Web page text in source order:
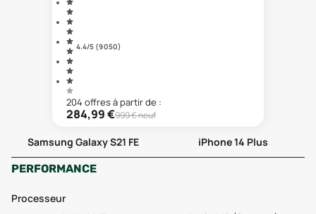
4.4/5 (9 050)
204 offresà partir de :
284,99€999€ neuf
Samsung Galaxy S21 FE
iPhone 14 Plus
PERFORMANCE
Processeur